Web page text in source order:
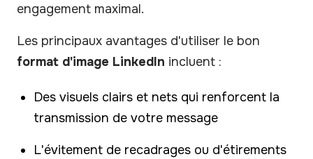
engagement maximal.
Les principaux avantages d'utiliser le bon
format d'image LinkedIn incluent :
Des visuels clairs et nets qui renforcent la
transmission de votre message
L'évitement de recadrages ou d'étirements